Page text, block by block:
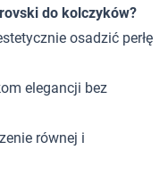
do kolczyków?
osadzić perłę
elegancji bez
równej i